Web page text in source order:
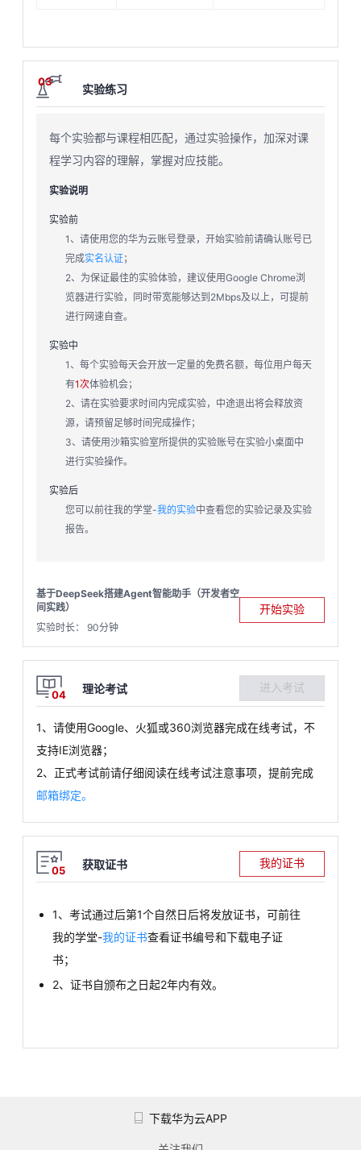
03
实验练习
每个实验都与课程相匹配，通过实验操作，加深对课
程学习内容的理解，掌握对应技能。
实验说明
实验前
1、请使用您的华为云账号登录，开始实验前请确认账号已
完成实名认证；
2、为保证最佳的实验体验，建议使用Google Chrome浏
览器进行实验，同时带宽能够达到2Mbps及以上，可提前
进行网速自查。
实验中
1、每个实验每天会开放一定量的免费名额，每位用户每天
有1次体验机会；
2、请在实验要求时间内完成实验，中途退出将会释放资
源，请预留足够时间完成操作；
3、请使用沙箱实验室所提供的实验账号在实验小桌面中
进行实验操作。
实验后
您可以前往我的学堂-我的实验中查看您的实验记录及实验
报告。
基于DeepSeek搭建Agent智能助手（开发者空
间实践）
实验时长： 90分钟
开始实验
04 理论考试 进入考试
1、请使用Google、火狐或360浏览器完成在线考试，不
支持IE浏览器；
2、正式考试前请仔细阅读在线考试注意事项，提前完成
邮箱绑定。
05 获取证书 我的证书
1、考试通过后第1个自然日后将发放证书，可前往
我的学堂-我的证书查看证书编号和下载电子证
书；
2、证书自颁布之日起2年内有效。
下载华为云APP